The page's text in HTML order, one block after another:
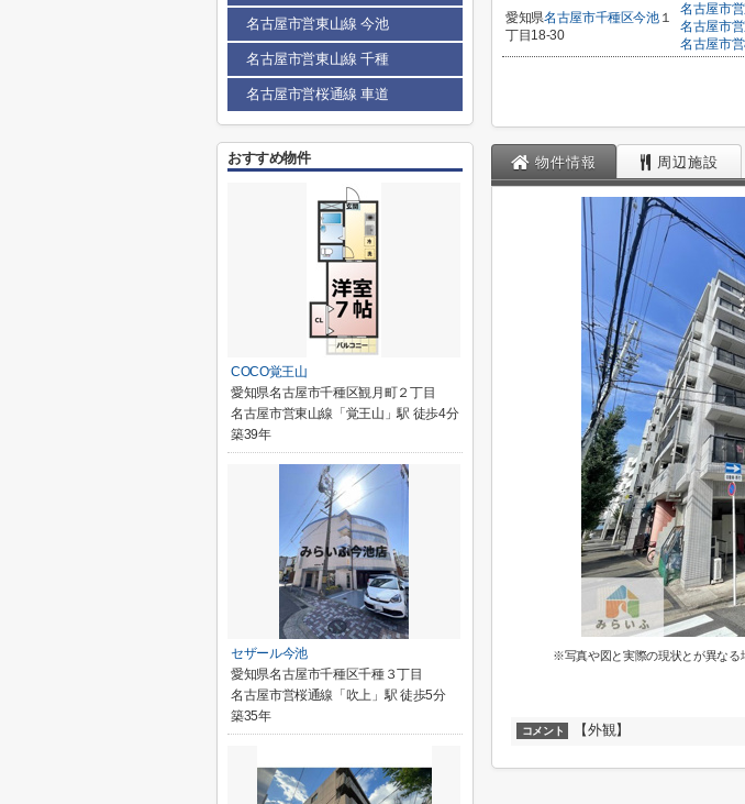
愛知県名古屋市千種区今池１
丁目18-30
名古屋市
名古屋市
名古屋市
物件情報 周辺施設
※写真や図と実際の現状とが異なる
コメント 【外観】
名古屋市営東山線 今池
名古屋市営東山線 千種
名古屋市営桜通線 車道
おすすめ物件
COCO覚王山
愛知県名古屋市千種区観月町２丁目
名古屋市営東山線「覚王山」駅 徒歩4分
築39年
セザール今池
愛知県名古屋市千種区千種３丁目
名古屋市営桜通線「吹上」駅 徒歩5分
築35年